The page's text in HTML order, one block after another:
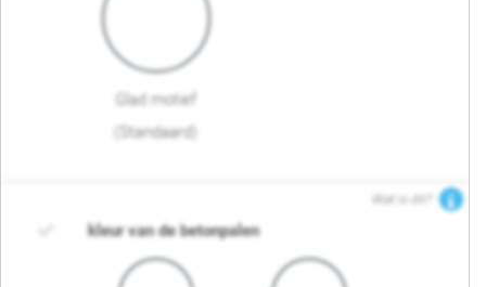
Glad motief
(Standaard)
Wat is dit?
kleur van de betonpalen